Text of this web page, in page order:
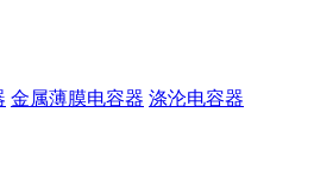
金属薄膜电容器 涤沦电容器